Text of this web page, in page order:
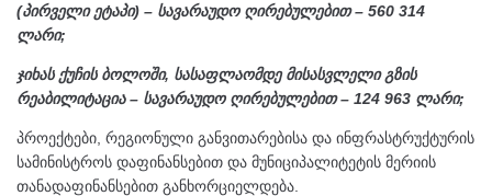
(პირველი ეტაპი) – სავარაუდო ღირებულებით – 560 314
ლარი;
ჯიხას ქუჩის ბოლოში, სასაფლაომდე მისასვლელი გზის
რეაბილიტაცია – სავარაუდო ღირებულებით – 124 963 ლარი;
პროექტები, რეგიონული განვითარებისა და ინფრასტრუქტურის
სამინისტროს დაფინანსებით და მუნიციპალიტეტის მერიის
თანადაფინანსებით განხორციელდება.